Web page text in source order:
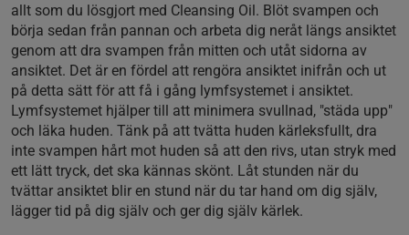
allt som du lösgjort med Cleansing Oil. Blöt svampen och
börja sedan från pannan och arbeta dig neråt längs ansiktet
genom att dra svampen från mitten och utåt sidorna av
ansiktet. Det är en fördel att rengöra ansiktet inifrån och ut
på detta sätt för att få i gång lymfsystemet i ansiktet.
Lymfsystemet hjälper till att minimera svullnad, "städa upp"
och läka huden. Tänk på att tvätta huden kärleksfullt, dra
inte svampen hårt mot huden så att den rivs, utan stryk med
ett lätt tryck, det ska kännas skönt. Låt stunden när du
tvättar ansiktet blir en stund när du tar hand om dig själv,
lägger tid på dig själv och ger dig själv kärlek.